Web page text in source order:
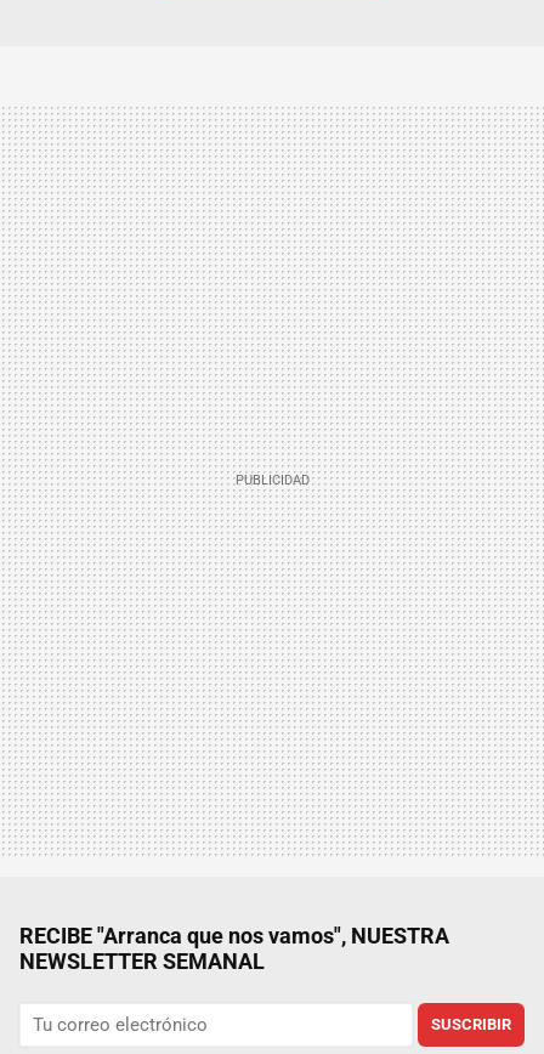
RECIBE "Arranca que nos vamos", NUESTRA
NEWSLETTER SEMANAL
SUSCRIBIR